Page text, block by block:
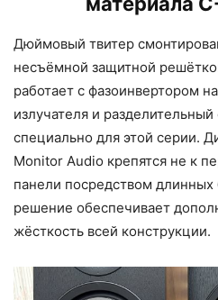
Дюймовый твитер
несъёмной защитной
работает с фазоинвертором
излучателя и
специально для этой серии.
Monitor Audio крепятся не к
панели посредством
решение обеспечивает
жёсткость всей конструкции.